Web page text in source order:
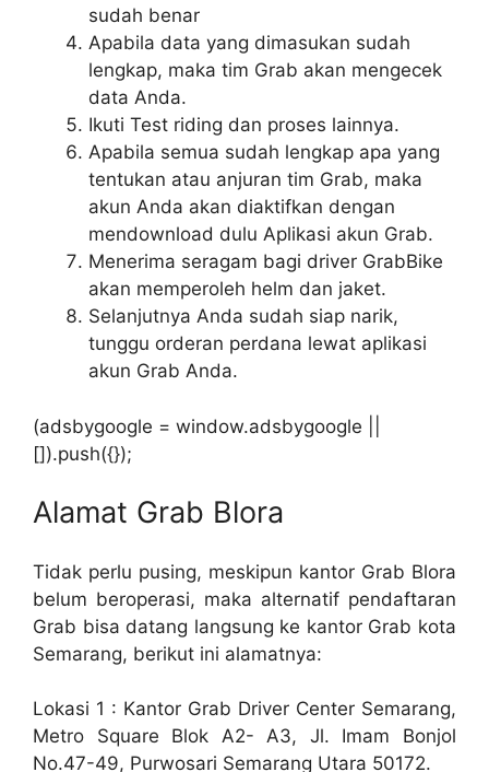
sudah benar
Apabila data yang dimasukan sudah
lengkap, maka tim Grab akan mengecek
data Anda.
Ikuti Test riding dan proses lainnya.
Apabila semua sudah lengkap apa yang
tentukan atau anjuran tim Grab, maka
akun Anda akan diaktifkan dengan
mendownload dulu Aplikasi akun Grab.
Menerima seragam bagi driver GrabBike
akan memperoleh helm dan jaket.
Selanjutnya Anda sudah siap narik,
tunggu orderan perdana lewat aplikasi
akun Grab Anda.
(adsbygoogle = window.adsbygoogle ||
[]).push({});
Alamat Grab Blora
Tidak perlu pusing, meskipun kantor Grab Blora
belum beroperasi, maka alternatif pendaftaran
Grab bisa datang langsung ke kantor Grab kota
Semarang, berikut ini alamatnya:
Lokasi 1 : Kantor Grab Driver Center Semarang,
Metro Square Blok A2- A3, Jl. Imam Bonjol
No.47-49, Purwosari Semarang Utara 50172.